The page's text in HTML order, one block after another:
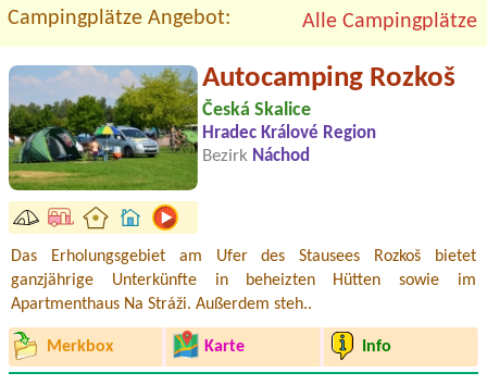
Campingplätze Angebot: Alle Campingplätze
Autocamping Rozkoš
Česká Skalice
Hradec Králové Region
Bezirk Náchod
Das Erholungsgebiet am Ufer des Stausees Rozkoš bietet
ganzjährige Unterkünfte in beheizten Hütten sowie im
Apartmenthaus Na Stráži. Außerdem steh..
Merkbox Karte Info